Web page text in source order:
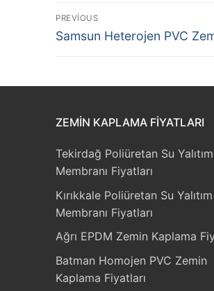
Yazı
gezinmesi
PREVIOUS
Previous
Samsun Heterojen PVC
ZEMIN KAPLAMA FIYATLARI
Tekirdağ Poliüretan Su Yalıtım
Membranı Fiyatları
Kırıkkale Poliüretan Su Yalıtım
Membranı Fiyatları
Ağrı EPDM Zemin Kaplama
Batman Homojen PVC Zemin
Kaplama Fiyatları